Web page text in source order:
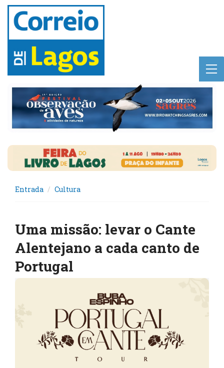
Entrada Cultura
Uma missão: levar o Cante
Alentejano a cada canto de
Portugal